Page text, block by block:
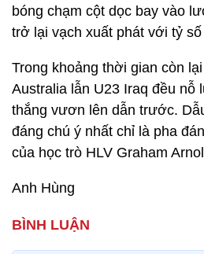
bóng chạm cột dọc bay vào
trở lại vạch xuất phát với tỷ số
Trong khoảng thời gian còn
Australia lẫn U23 Iraq đều nỗ
thắng vươn lên dẫn trước.
đáng chú ý nhất chỉ là pha
của học trò HLV Graham
Anh Hùng